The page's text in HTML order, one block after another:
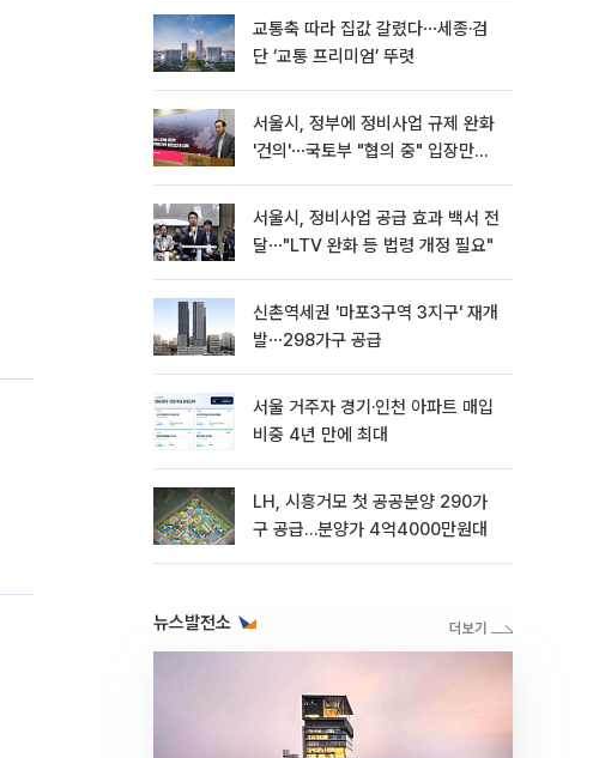
교통축 따라 집값 갈렸다⋯세종·검
단 ‘교통 프리미엄’ 뚜렷
서울시, 정부에 정비사업 규제 완화
'건의'⋯국토부 "협의 중" 입장만
서울시, 정비사업 공급 효과 백서 전
달⋯"LTV 완화 등 법령 개정 필요"
신촌역세권 '마포3구역 3지구' 재개
발⋯298가구 공급
서울 거주자 경기·인천 아파트 매입
비중 4년 만에 최대
LH, 시흥거모 첫 공공분양 290가
구 공급…분양가 4억4000만원대
뉴스발전소